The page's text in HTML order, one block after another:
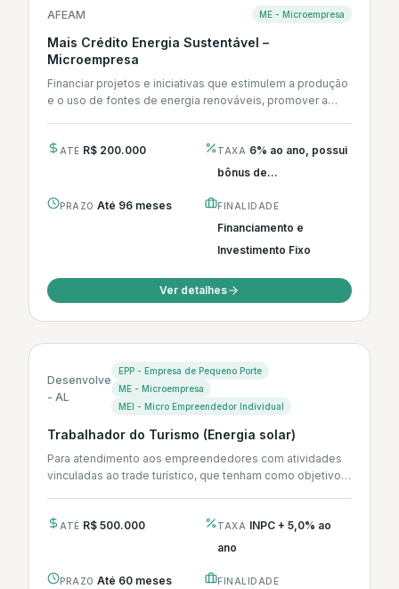
AFEAM ME - Microempresa
Mais Crédito Energia Sustentável –
Microempresa
Financiar projetos e iniciativas que estimulem a produção
e o uso de fontes de energia renováveis, promover a
ATÉ R$ 200.000 TAXA 6% ao ano, possui
bônus de...
PRAZO Até 96 meses FINALIDADE
Financiamento e
Investimento Fixo
Ver detalhes
Desenvolve
- AL
EPP - Empresa de Pequeno Porte
ME - Microempresa
MEI - Micro Empreendedor Individual
Trabalhador do Turismo (Energia solar)
Para atendimento aos empreendedores com atividades
vinculadas ao trade turístico, que tenham como objetivo a
ATÉ R$ 500.000 TAXA INPC + 5,0% ao
ano
PRAZO Até 60 meses FINALIDADE